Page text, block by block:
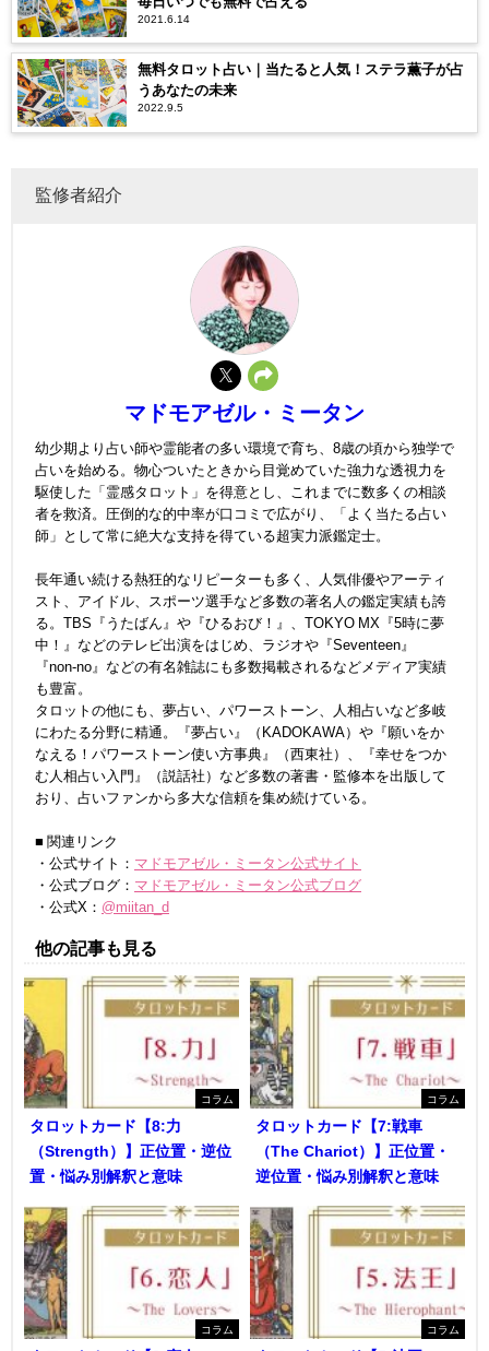
2021.6.14
無料タロット占い｜当たると人気！ステラ薫子が占
うあなたの未来
2022.9.5
監修者紹介
マドモアゼル・ミータン
幼少期より占い師や霊能者の多い環境で育ち、8歳の頃から独学で
占いを始める。物心ついたときから目覚めていた強力な透視力を
駆使した「霊感タロット」を得意とし、これまでに数多くの相談
者を救済。圧倒的な的中率が口コミで広がり、「よく当たる占い
師」として常に絶大な支持を得ている超実力派鑑定士。
長年通い続ける熱狂的なリピーターも多く、人気俳優やアーティ
スト、アイドル、スポーツ選手など多数の著名人の鑑定実績も誇
る。TBS『うたばん』や『ひるおび！』、TOKYO MX『5時に夢
中！』などのテレビ出演をはじめ、ラジオや『Seventeen』
『non-no』などの有名雑誌にも多数掲載されるなどメディア実績
も豊富。
タロットの他にも、夢占い、パワーストーン、人相占いなど多岐
にわたる分野に精通。『夢占い』（KADOKAWA）や『願いをか
なえる！パワーストーン使い方事典』（西東社）、『幸せをつか
む人相占い入門』（説話社）など多数の著書・監修本を出版して
おり、占いファンから多大な信頼を集め続けている。
■ 関連リンク
・公式サイト： マドモアゼル・ミータン公式サイト
・公式ブログ： マドモアゼル・ミータン公式ブログ
・公式X： @miitan_d
他の記事も見る
コラム
タロットカード【8:力
（Strength）】正位置・逆位
置・悩み別解釈と意味
コラム
タロットカード【7:戦車
（The Chariot）】正位置・
逆位置・悩み別解釈と意味
コラム コラム